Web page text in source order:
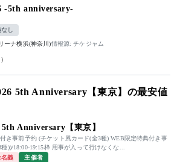
-5th anniversary-
し
ーナ横浜(神奈川)情報源: チケジャム
5th Anniversary【東京】の最安値
Anniversary【東京】
き事前予約 (チケット風カード(全3種) WEB限定特典付き事
前予約 (チケット風カード(全3種))/18:00-19:15枠 用事が入って行けなくな...
名義 主催者